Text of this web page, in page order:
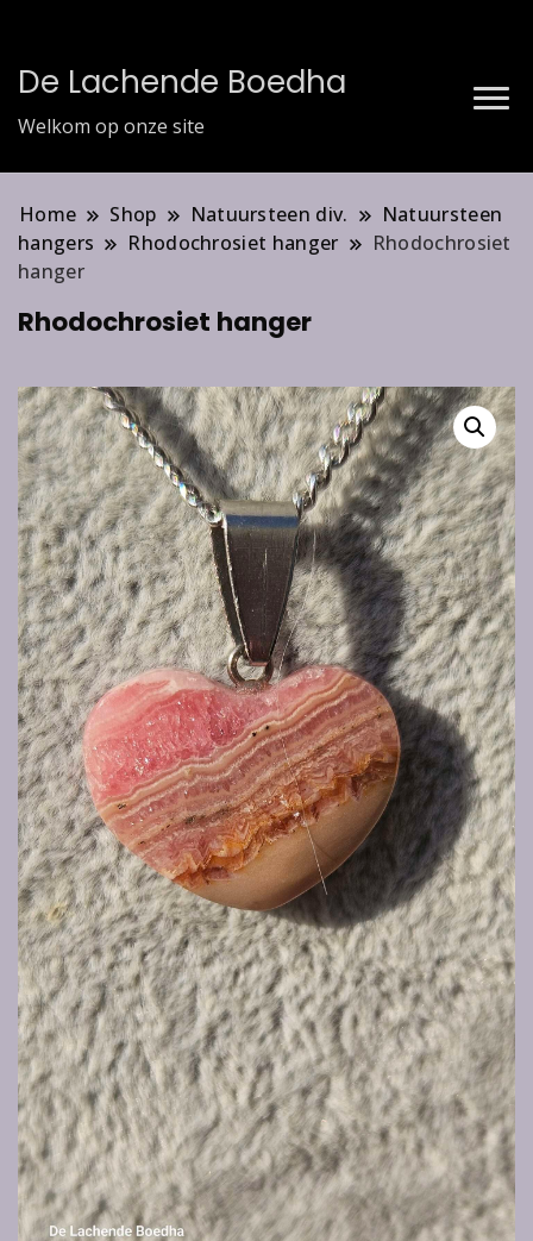
De Lachende Boedha
Welkom op onze site
Home Shop Natuursteen div.
Natuursteen
hangers
Rhodochrosiet hanger
Rhodochrosiet
hanger
Rhodochrosiet hanger